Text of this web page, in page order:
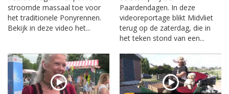
stroomde massaal toe voor
het traditionele Ponyrennen.
Bekijk in deze video het...
Paardendagen. In deze
videoreportage blikt Midvliet
terug op de zaterdag, die in
het teken stond van een...